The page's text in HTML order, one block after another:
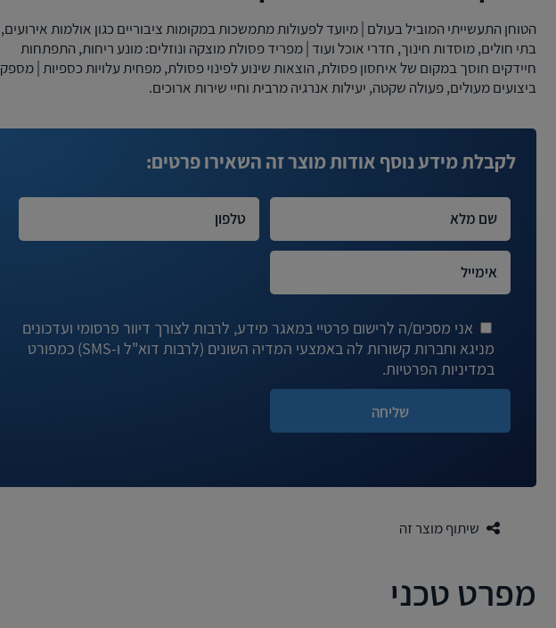
הטוחן התעשייתי המוביל בעולם | מיועד לפעולות מתמשכות במקומות ציבוריים כגון אולמות אירועים,
בתי חולים, מוסדות חינוך, חדרי אוכל ועוד | מפריד פסולת מוצקה ונוזלים: מונע ריחות, התפתחות
חיידקים חוסך במקום של איחסון פסולת, הוצאות שינוע לפינוי פסולת, מפחית עלויות כספיות | מספק
ביצועים מעולים, פעולה שקטה, יעילות אנרגיה מרבית וחיי שירות ארוכים.
לקבלת מידע נוסף אודות מוצר זה השאירו פרטים:
אני מסכים/ה לרישום פרטיי במאגר מידע, לרבות לצורך דיוור פרסומי ועדכונים
מניגא וחברות קשורות לה באמצעי המדיה השונים (לרבות דוא"ל ו-SMS) כמפורט
במדיניות הפרטיות.
שיתוף מוצר זה
מפרט טכני